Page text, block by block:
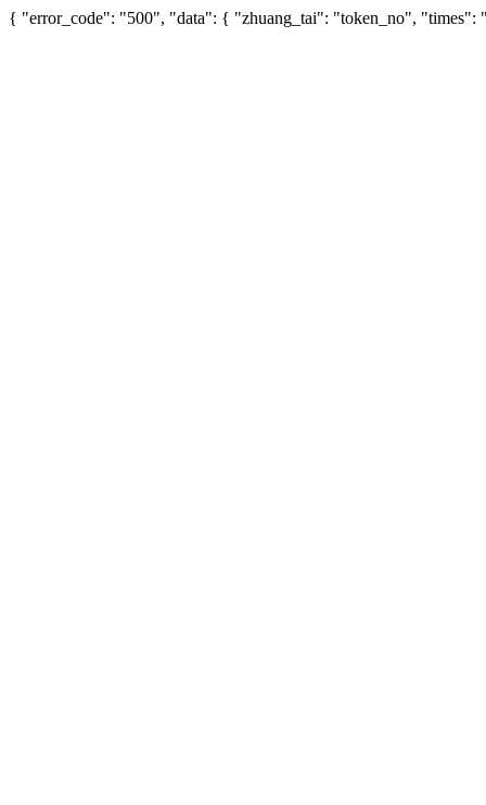
{ "error_code": "500", "data": { "zhuang_tai": "token_no", "times":